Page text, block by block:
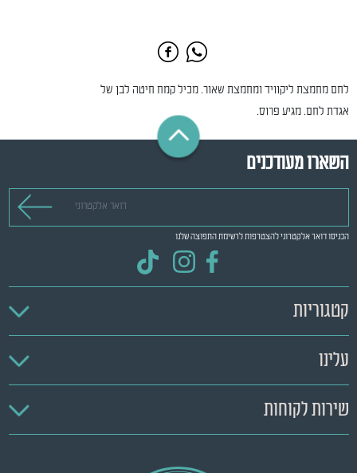
לחם מחמצת ליקוויד ומחמצת שאור. מכיל קמח חיטה לבן של
אגדת לחם. מגיע פרוס.
השארו מעודכנים
הכניסו דואר אלקטרוני להצטרפות לרשימת התפוצה שלנו
קטגוריות
עלינו
שירות לקוחות